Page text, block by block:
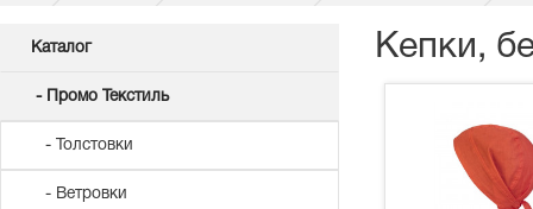
Каталог
- Промо Текстиль
- Толстовки
- Ветровки
Кепки,